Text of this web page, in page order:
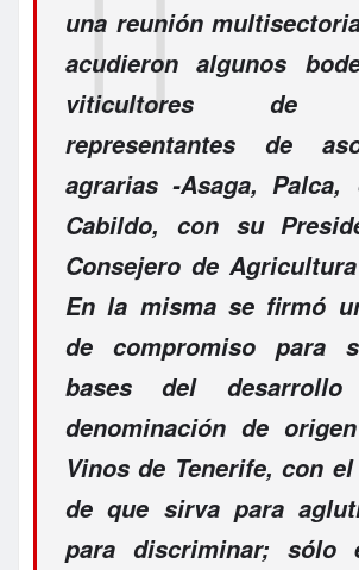
una reunión
acudieron algunos
viticultores de
representantes de
agrarias -Asaga,
Cabildo, con su
Consejero de
En la misma se firmó
de compromiso para
bases del
denominación de
Vinos de Tenerife, con
de que sirva para
para discriminar; sólo